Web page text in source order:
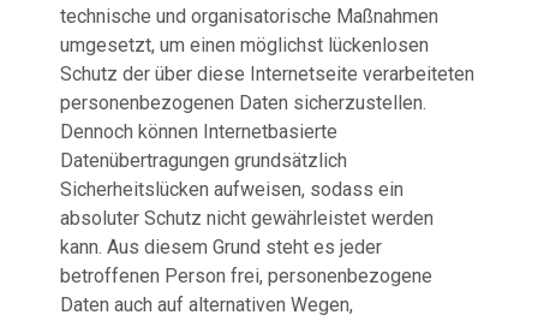
technische und organisatorische Maßnahmen
umgesetzt, um einen möglichst lückenlosen
Schutz der über diese Internetseite verarbeiteten
personenbezogenen Daten sicherzustellen.
Dennoch können Internetbasierte
Datenübertragungen grundsätzlich
Sicherheitslücken aufweisen, sodass ein
absoluter Schutz nicht gewährleistet werden
kann. Aus diesem Grund steht es jeder
betroffenen Person frei, personenbezogene
Daten auch auf alternativen Wegen,